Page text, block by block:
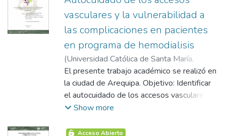
vasculares y la vulnerabilidad a
las complicaciones en pacientes
en programa de hemodialisis
(Universidad Católica de Santa María,
2019-10-23)Espinoza Valencia, Liduvina
Dolores
El presente trabajo académico se realizó en
la ciudad de Arequipa. Objetivo: Identificar
el autocuidado de los accesos vasculares y
la vulnerabilidad a las complicaciones de
Arequipa. Metodología: La metodología que
Show more
Acceso Abierto